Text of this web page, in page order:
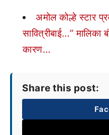
अमोल कोल्हे स्टार
सावित्रीबाई…”
कारण…
Share this post: